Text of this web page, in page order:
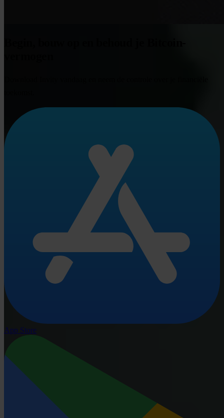
App Store